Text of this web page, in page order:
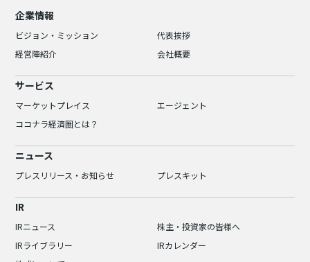
企業情報
ビジョン・ミッション
代表挨拶
経営陣紹介
会社概要
サービス
マーケットプレイス
エージェント
ココナラ経済圏とは？
ニュース
プレスリリース・お知らせ プレスキット
IR
IRニュース
株主・投資家の皆様へ
IRライブラリー
IRカレンダー